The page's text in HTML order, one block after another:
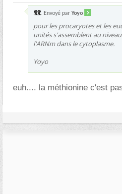
Envoyé par Yoyo
pour les procaryotes et les
unités s'assemblent au
l'ARNm dans le cytoplasme.
Yoyo
euh.... la méthionine c'est